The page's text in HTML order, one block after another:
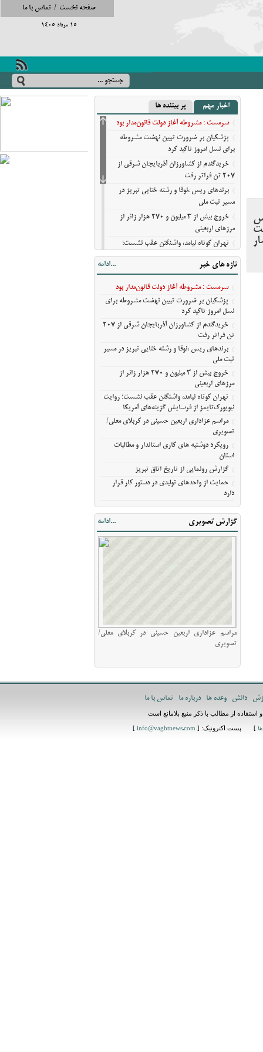
صفحه نخست / تماس با ما
15 مرداد 1405
اخبار مهم پر بیننده ها
سرمست : مشروطه آغاز دولت قانون‌مدار بود
پزشکیان بر ضرورت تبیین نهضت مشروطه
برای نسل امروز تاکید کرد
خریدگندم از کشاورزان آذربایجان شرقی از
207 تن فراتر رفت
برندهای ریس ،‌نوقا و رشته ختایی تبریز در
مسیر ثبت ملی
خروج بیش از ۳ میلیون و ۲۷۰ هزار زائر از
مرزهای اربعینی
تهران کوتاه نیامد، واشنگتن عقب نشست؛
روایت نیویورک‌تایمز از فرسایش گزینه‌های
آمریکا
مراسم عزاداری اربعین حسینی در کربلای
معلی/تصویری
رویکرد دوشنبه های کاری استاندار و مطالبات
گزارش رونمایی از تاریخ اتاق تبریز
حمایت از واحدهای تولیدی در دستور کار قرار
دارد
تازه های خبر ...ادامه
سرمست : مشروطه آغاز دولت قانون‌مدار بود
پزشکیان بر ضرورت تبیین نهضت مشروطه برای
نسل امروز تاکید کرد
خریدگندم از کشاورزان آذربایجان شرقی از 207
تن فراتر رفت
برندهای ریس ،‌نوقا و رشته ختایی تبریز در مسیر
ثبت ملی
خروج بیش از ۳ میلیون و ۲۷۰ هزار زائر از
مرزهای اربعینی
تهران کوتاه نیامد، واشنگتن عقب نشست؛ روایت
نیویورک‌تایمز از فرسایش گزینه‌های آمریکا
مراسم عزاداری اربعین حسینی در کربلای معلی/
تصویری
رویکرد دوشنبه های کاری استاندار و مطالبات
استان
گزارش رونمایی از تاریخ اتاق تبریز
حمایت از واحدهای تولیدی در دستور کار قرار
دارد
گزارش تصویری ...ادامه
مراسم عزاداری اربعین حسینی در کربلای معلی/
تصویری
دانش وعده ها درباره ما تماس با ما
از مطالب با ذکر منبع بلامانع است
] پست اکترونیک: [ info@vaghtnews.com
]